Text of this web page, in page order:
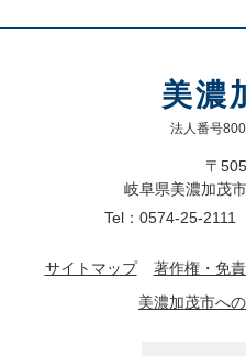
美濃
法人番号
〒
岐阜県美濃加茂
Tel：0574-25-2111
サイトマップ 著作権・免
美濃加茂市へ